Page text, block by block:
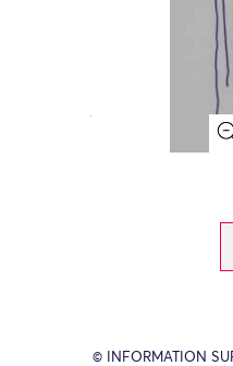
© INFORMATION